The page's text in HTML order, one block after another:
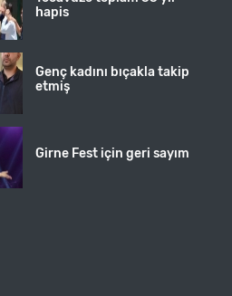
hapis
Genç kadını bıçakla takip
etmiş
Girne Fest için geri sayım